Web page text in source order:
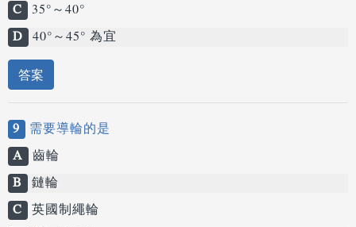
C 35°～40°
D 40°～45° 為宜
答案
9 需要導輪的是
A 齒輪
B 鏈輪
C 英國制繩輪